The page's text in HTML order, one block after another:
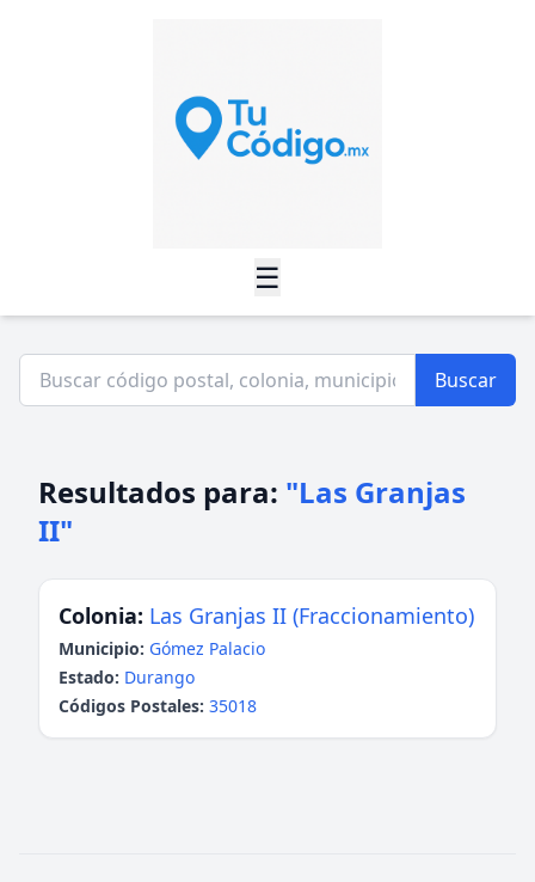
☰
Buscar
Resultados para: "Las Granjas
II"
Colonia: Las Granjas II (Fraccionamiento)
Municipio: Gómez Palacio
Estado: Durango
Códigos Postales: 35018